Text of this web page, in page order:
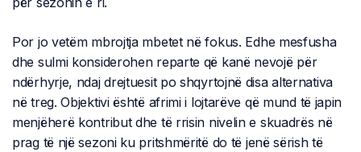
Por jo vetëm mbrojtja mbetet në fokus. Edhe mesfusha
dhe sulmi konsiderohen reparte që kanë nevojë për
ndërhyrje, ndaj drejtuesit po shqyrtojnë disa alternativa
në treg. Objektivi është afrimi i lojtarëve që mund të japin
menjëherë kontribut dhe të rrisin nivelin e skuadrës në
prag të një sezoni ku pritshmëritë do të jenë sërish të